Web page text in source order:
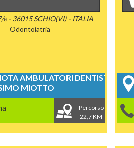
e - 36015 SCHIO(VI) - ITALIA
Odontoiatria
AMBULATORI DENTISTICI
MIOTTO
Percorso
22,7 KM